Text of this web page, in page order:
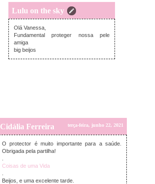
Lulu on the sky
quinta-feira, junho 24, 2021
Olá Vanessa,
Fundamental proteger nossa pele
amiga
big beijos
Cidália Ferreira terça-feira, junho 22, 2021
O protector é muito importante para a saúde.
Obrigada pela partilha!
Coisas de uma Vida
Beijos, e uma excelente tarde.